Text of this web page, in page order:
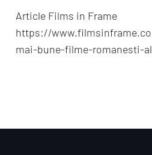
Article Films in Frame
https://
mai-bune-filme-romanesti-